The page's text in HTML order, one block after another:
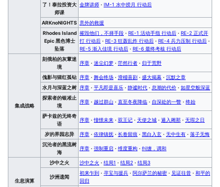
了！泰拉投资大
师课
金牌讲师 · IM-1 水中捞月 行动后
ARKnoNIGHTS 意外的救援
Rhodes Island
Epic 黑色博士
坠落
摧毁他们，不择手段 · RE-1 活动手指 行动后 · RE-2 正式开
打 行动后 · RE-3 狂轰乱炸 行动后 · RE-4 兵力压制 行动后 ·
RE-5 渐入佳境 行动后 · RE-6 最终考核 行动后
集成战略
刻俄柏的灰蕈迷
境
序章 · 迷尘幻梦 · 茫然行者 · 归于荒野
傀影与猩红孤钻 序章 · 舞会终场 · 滑稽喜剧 · 盛大揭幕 · 沉默之章
水月与深蓝之树 序章 · 平凡即是喜乐 · 静谧时代 · 息潮的代价 · 如星空般深蓝
探索者的银凇止
境
序章 · 越过群山 · 直至冬夜降临 · 自深处的一瞥 · 终始
萨卡兹的无终奇
语
序章 · 憧憬未来 · 双王记 · 天使之城 · 遁入阇那 · 无瑕之日
岁的界园志异 序章 · 依律镇抚 · 长卷留痕 · 黑白入玄 · 无中生有 · 落子无悔
沉沦者的黑流树
海
序章 · 强制重启 · 维度重构 · 纠缠，调和
生息演算
沙中之火 沙中之火 · 结局1 · 结局2 · 结局3
沙洲遗闻
初来乍到 · 寻宝与援兵 · 阿尔萨兰的秘密 · 见证往昔 · 和平的
回归